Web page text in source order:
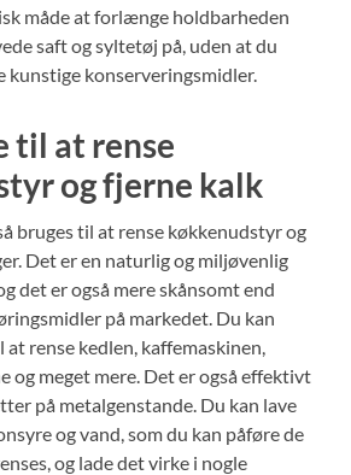
måde at forlænge holdbarheden
saft og syltetøj på, uden at du
konserveringsmidler.
til at rense
og fjerne kalk
bruges til at rense køkkenudstyr og
Det er en naturlig og miljøvenlig
det er også mere skånsomt end
på markedet. Du kan
rense kedlen, kaffemaskinen,
og meget mere. Det er også effektivt
på metalgenstande. Du kan lave
og vand, som du kan påføre de
og lade det virke i nogle